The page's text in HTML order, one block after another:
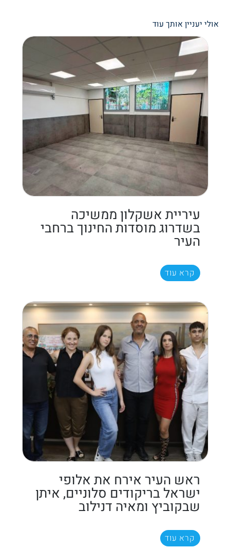
אולי יעניין אותך עוד
עיריית אשקלון ממשיכה
בשדרוג מוסדות החינוך ברחבי
העיר
קרא עוד
ראש העיר אירח את אלופי
ישראל בריקודים סלוניים, איתן
שבקוביץ ומאיה דנילוב
קרא עוד